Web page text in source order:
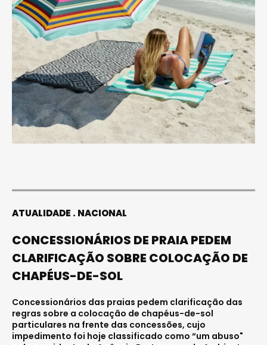
ATUALIDADE NACIONAL
CONCESSIONÁRIOS DE PRAIA PEDEM
CLARIFICAÇÃO SOBRE COLOCAÇÃO DE
CHAPÉUS-DE-SOL
Concessionários das praias pedem clarificação das
regras sobre a colocação de chapéus-de-sol
particulares na frente das concessões, cujo
impedimento foi hoje classificado como “um abuso"